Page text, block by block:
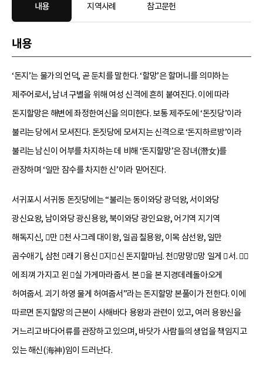
내용 지역사례 참고문헌
내용
‘돈지’는 물가의 언덕, 곧 둔치를 말한다. ‘할망’은 할머니를 의미하는
제주어로서, 남녀 구별을 위해 여성 신격에 흔히 붙여진다. 이에 따라
돈지할망은 해변에 좌정한여신을 의미한다. 보통 제주도에 ‘돈짓당’이라
불리는 당에서 모셔진다. 돈짓당에 모셔지는 신격으로 ‘돈지하르방’이라
불리는 남신이 어부를 차지하는 데 비해 ‘돈지할망’은 잠녀(潛女)를
관장하며 ‘일만 잠수를 차지한 신’이라 믿어진다.
서귀포시 서귀동 돈짓당에는 “불리는 동이와당 광덕왕, 서이와당
광신요왕, 남이와당 광신용왕, 북이와당 광인요왕, 어기역 지기역
해독지신, 만 천 사그레 대이왕, 일곱 칠용왕, 이목 삼선왕, 일만
곰수애기, 삼천 래기 용신 지신 돈지할마님. 천망망망 일게 서. 
에 죄껴 가지고 왼 실 가게마라줍서. 본 을 본 지경데레돌아오게
허여줍서. 괴기 하영 물게 허여줍서”라는 돈지할망 본풀이가 전한다. 이에
따르면 돈지할망의 근본이 사해바다 용왕과 관련이 있고, 여러 용왕신을
거느리고 바다어류를 관장하고 있으며, 바닷가 사람들의 생업을 책임지고
있는 해신(海神)임이 드러난다.